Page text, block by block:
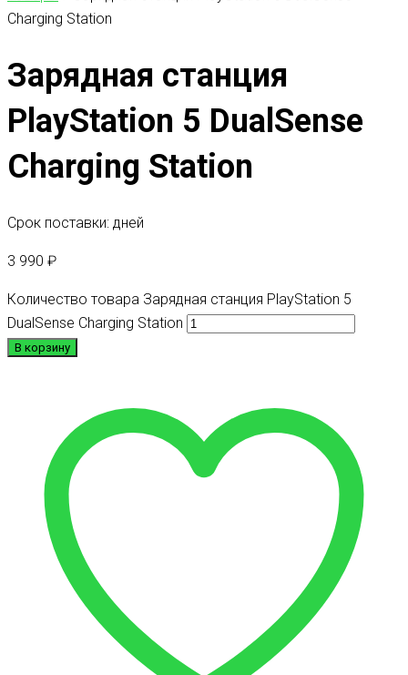
Charging Station
Зарядная станция
PlayStation 5 DualSense
Charging Station
Срок поставки: дней
3 990 ₽
Количество товара Зарядная станция PlayStation 5
DualSense Charging Station
В корзину